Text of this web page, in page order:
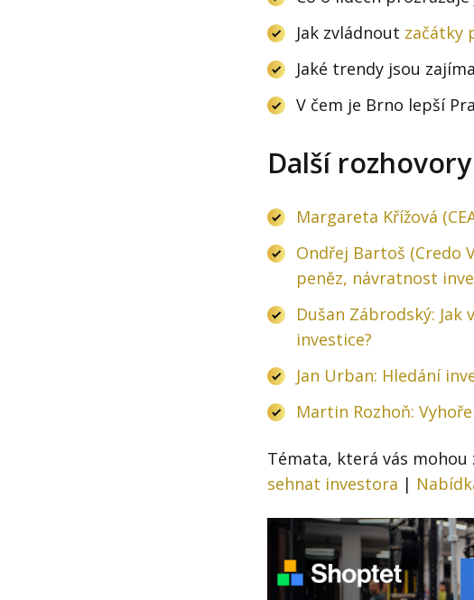
Jak zvládnout začátky
Jaké trendy jsou
V čem je Brno lepší
Další
Margareta Křížová
Ondřej Bartoš (Credo
peněz, návratnost
Dušan Zábrodský:
investice?
Jan Urban: Hledání
Martin Rozhoň:
Témata, která vás mohou
sehnat investora |